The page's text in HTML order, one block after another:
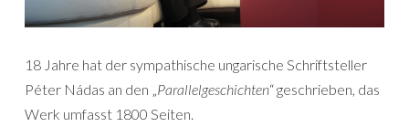
18 Jahre hat der sympathische ungarische Schriftsteller
Péter Nádas an den „ Parallelgeschichten“ geschrieben, das
Werk umfasst 1800 Seiten.